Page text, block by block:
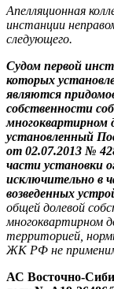
Апелляционная
инстанции
следующего.
Судом первой
которых
являются
собственности
многоквартирном
установленный
от 02.07.2013 №
части установки
исключительно в
возведенных
общей долевой
многоквартирном
территорией,
ЖК РФ не
АС Восточно-